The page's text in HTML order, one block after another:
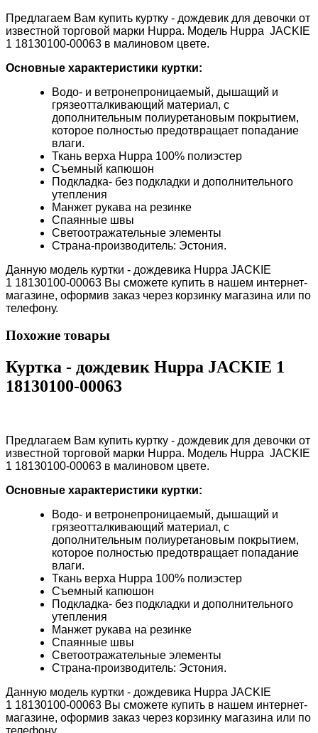
Предлагаем Вам купить куртку - дождевик для девочки от
известной торговой марки Huppa. Модель Huppa JACKIE
1 18130100-00063 в малиновом цвете.
Основные характеристики куртки:
Водо- и ветронепроницаемый, дышащий и
грязеотталкивающий материал, с
дополнительным полиуретановым покрытием,
которое полностью предотвращает попадание
влаги.
Ткань верха Huppa 100% полиэстер
Съемный капюшон
Подкладка- без подкладки и дополнительного
утепления
Манжет рукава на резинке
Спаянные швы
Светоотражательные элементы
Страна-производитель: Эстония.
Данную модель куртки - дождевика Huppa JACKIE
1 18130100-00063 Вы сможете купить в нашем интернет-
магазине, оформив заказ через корзинку магазина или по
телефону.
Похожие товары
Куртка - дождевик Huppa JACKIE 1
18130100-00063
Предлагаем Вам купить куртку - дождевик для девочки от
известной торговой марки Huppa. Модель Huppa JACKIE
1 18130100-00063 в малиновом цвете.
Основные характеристики куртки:
Водо- и ветронепроницаемый, дышащий и
грязеотталкивающий материал, с
дополнительным полиуретановым покрытием,
которое полностью предотвращает попадание
влаги.
Ткань верха Huppa 100% полиэстер
Съемный капюшон
Подкладка- без подкладки и дополнительного
утепления
Манжет рукава на резинке
Спаянные швы
Светоотражательные элементы
Страна-производитель: Эстония.
Данную модель куртки - дождевика Huppa JACKIE
1 18130100-00063 Вы сможете купить в нашем интернет-
магазине, оформив заказ через корзинку магазина или по